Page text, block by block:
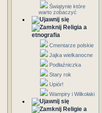
Świątynie które
warto zobaczyć
Religia a
etnografia
Cmentarze polskie
Jajka wielkanocne
Podłaźniczka
Stary rok
Upiór!
Wampiry i Wilkołaki
Religie a